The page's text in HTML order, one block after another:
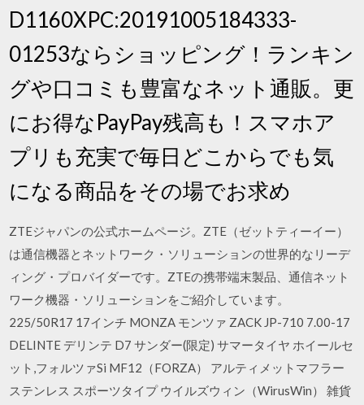
D1160XPC:20191005184333-
01253ならショッピング！ランキン
グや口コミも豊富なネット通販。更
にお得なPayPay残高も！スマホア
プリも充実で毎日どこからでも気
になる商品をその場でお求め
ZTEジャパンの公式ホームページ。ZTE（ゼットティーイー）
は通信機器とネットワーク・ソリューションの世界的なリーデ
ィング・プロバイダーです。ZTEの携帯端末製品、通信ネット
ワーク機器・ソリューションをご紹介しています。
225/50R17 17インチ MONZA モンツァ ZACK JP-710 7.00-17
DELINTE デリンテ D7 サンダー(限定) サマータイヤ ホイールセ
ット,フォルツァSi MF12（FORZA） アルティメットマフラー
ステンレス スポーツタイプ ウイルズウィン（WirusWin） 雑貨